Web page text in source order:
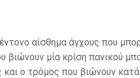
αίσθημα άγχους που
μία κρίση πανικού
ο τρόμος που βιώνουν κατά